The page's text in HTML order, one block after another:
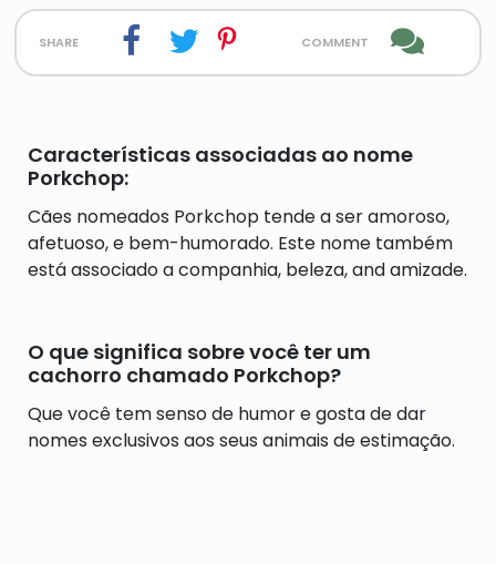
share comment
Características associadas ao nome
Porkchop:
Cães nomeados Porkchop tende a ser amoroso,
afetuoso, e bem-humorado. Este nome também
está associado a companhia, beleza, and amizade.
O que significa sobre você ter um
cachorro chamado Porkchop?
Que você tem senso de humor e gosta de dar
nomes exclusivos aos seus animais de estimação.